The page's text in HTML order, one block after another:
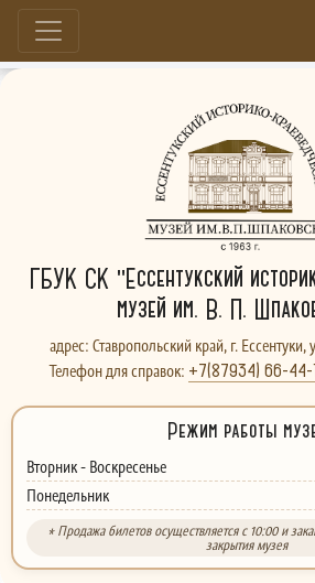
Больше, чем музей...
ГБУК СК "Ессентукский
музей им. В. П.
адрес: Ставропольский край, г. Ессентуки,
Телефон для справок: +7(87934) 66-44-
Режим работы
Вторник - Воскресенье
Понедельник
* Продажа билетов осуществляется с 10:00 и
закрытия музея